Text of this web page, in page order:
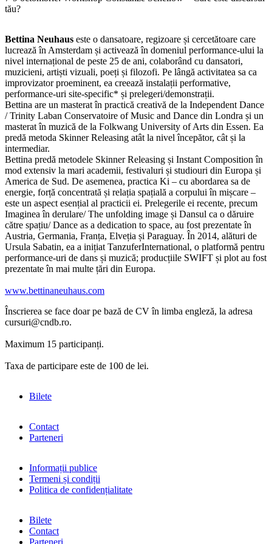
tău?
Bettina Neuhaus este o dansatoare, regizoare și cercetătoare care
lucrează în Amsterdam și activează în domeniul performance-ului la
nivel internațional de peste 25 de ani, colaborând cu dansatori,
muzicieni, artiști vizuali, poeți și filozofi. Pe lângă activitatea sa ca
improvizator proeminent, ea creează instalații performative,
performance-uri site-specific* și prelegeri/demonstrații.
Bettina are un masterat în practică creativă de la Independent Dance
/ Trinity Laban Conservatoire of Music and Dance din Londra și un
masterat în muzică de la Folkwang University of Arts din Essen. Ea
predă metoda Skinner Releasing atât la nivel începător, cât și la
intermediar.
Bettina predă metodele Skinner Releasing și Instant Composition în
mod extensiv la mari academii, festivaluri și studiouri din Europa și
America de Sud. De asemenea, practica Ki – cu abordarea sa de
energie, forță concentrată și relația spațială a corpului în mișcare –
este un aspect esențial al practicii ei. Prelegerile ei recente, precum
Imaginea în derulare/ The unfolding image și Dansul ca o dăruire
către spațiu/ Dance as a dedication to space, au fost prezentate în
Austria, Germania, Franța, Elveția și Paraguay. În 2014, alături de
Ursula Sabatin, ea a inițiat TanzuferInternational, o platformă pentru
performance-uri de dans și muzică; producțiile SWIFT și plot au fost
prezentate în mai multe țări din Europa.
www.bettinaneuhaus.com
Înscrierea se face doar pe bază de CV în limba engleză, la adresa
cursuri@cndb.ro.
Maximum 15 participanți.
Taxa de participare este de 100 de lei.
Bilete
Contact
Parteneri
Informații publice
Termeni și condiții
Politica de confidențialitate
Bilete
Contact
Parteneri